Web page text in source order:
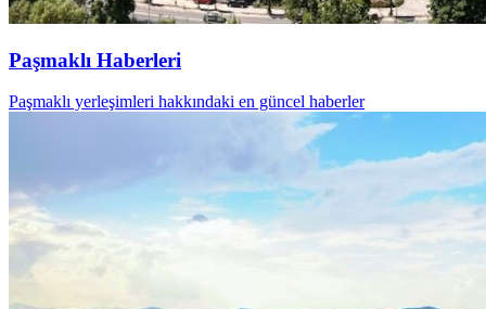
Paşmaklı Haberleri
Paşmaklı yerleşimleri hakkındaki en güncel haberler